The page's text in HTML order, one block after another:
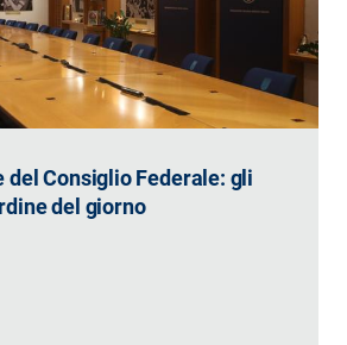
del Consiglio Federale: gli
del giorno